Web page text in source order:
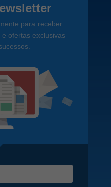
para receber
ofertas exclusivas